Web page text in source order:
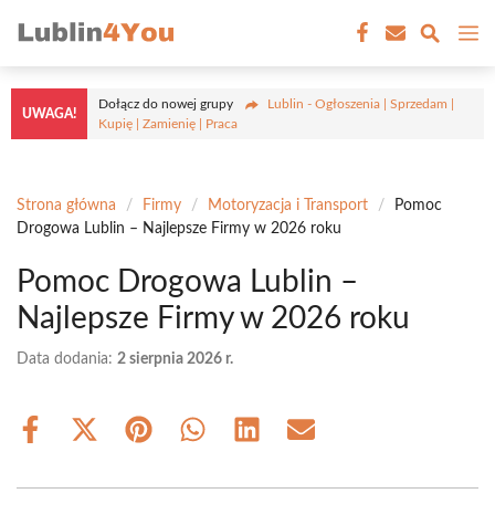
do
treści
UWAGA!
Dołącz do nowej grupy
Lublin - Ogłoszenia | Sprzedam |
Kupię | Zamienię | Praca
Strona główna / Firmy / Motoryzacja i Transport /
Pomoc
Drogowa Lublin – Najlepsze Firmy w 2026 roku
Pomoc Drogowa Lublin –
Najlepsze Firmy w 2026 roku
Data dodania: 2 sierpnia 2026 r.
Share
Share
(Twitter)
Share Share Share Share